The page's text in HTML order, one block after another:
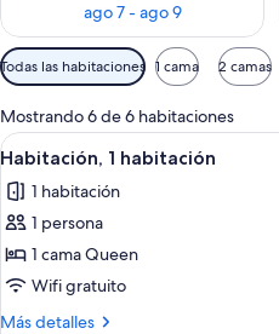
ago 7 - ago 9
Filtros
disponibles
para
las
habitaciones
Todas las habitaciones 1 cama 2 camas
Mostrando 6 de 6 habitaciones
Abrir
todas
las
fotos
de
Habitación,
1
5
Habitación, 1 habitación
1 habitación
1 persona
1 cama Queen
Wifi gratuito
Más detalles
Más